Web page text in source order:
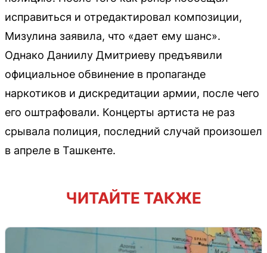
исправиться и отредактировал композиции,
Мизулина заявила, что «дает ему шанс».
Однако Даниилу Дмитриеву предъявили
официальное обвинение в пропаганде
наркотиков и дискредитации армии, после чего
его оштрафовали. Концерты артиста не раз
срывала полиция, последний случай произошел
в апреле в Ташкенте.
ЧИТАЙТЕ ТАКЖЕ